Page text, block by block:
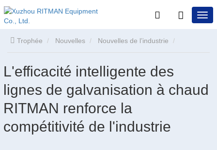
Trophée Nouvelles Nouvelles de l’industrie
L'efficacité intelligente des lignes de galvanisation à chaud
RITMAN renforce la compétitivité de l'industrie
L'efficacité intelligente des
lignes de galvanisation à chaud
RITMAN renforce la
compétitivité de l'industrie